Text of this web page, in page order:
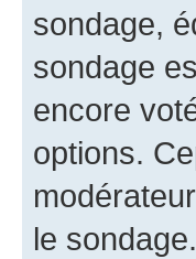
sondage,
sondage
encore
options.
le